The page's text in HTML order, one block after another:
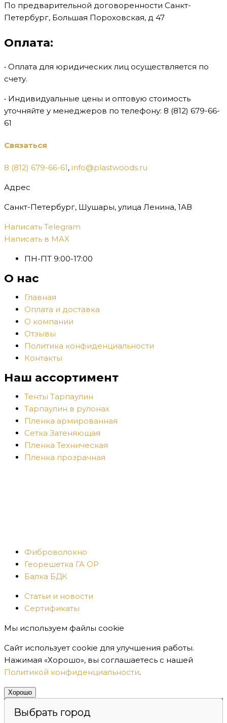
По предварительной договоренности Санкт-
Петербург, Большая Пороховская, д 47
Оплата:
• Оплата для юридических лиц осуществляется по
счету.
• Индивидуальные цены и оптовую стоимость
уточняйте у менеджеров по телефону: 8 (812) 679-66-
61
Связаться
8 (812) 679-66-61, info@plastwoods.ru
Адрес
Санкт-Петербург, Шушары, улица Ленина, 1АВ
Написать Telegram
Написать в MAX
ПН-ПТ 9:00-17:00
О нас
Главная
Оплата и доставка
О компании
Отзывы
Политика конфиденциальности
Контакты
Наш ассортимент
Тенты Тарпаулин
Тарпаулин в рулонах
Пленка армированная
Сетка Затеняющая
Пленка Техническая
Пленка прозрачная
Фиброволокно
Георешетка ГА ОР
Балка БДК
Статьи и новости
Сертификаты
Мы используем файлы cookie
Сайт использует cookie для улучшения работы.
Нажимая «Хорошо», вы соглашаетесь с нашей
Политикой конфиденциальности.
Хорошо
Выбрать город